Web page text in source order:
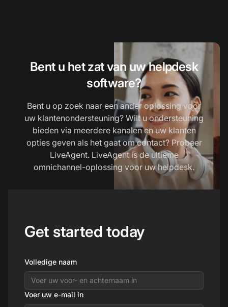
Bent u het zat van uw helpdesk
software?
Bent u op zoek naar een ander oplossing voor
uw klantenondersteuning? Wilt u ondersteuning
bieden via meerdere kanalen en uw klanten
opties geven als het gaat om contact? Probeer
LiveAgent. LiveAgent is de ultieme
omnichannel-oplossing voor uw helpdesk.
Get started today
Volledige naam
Voer uw e-mail in